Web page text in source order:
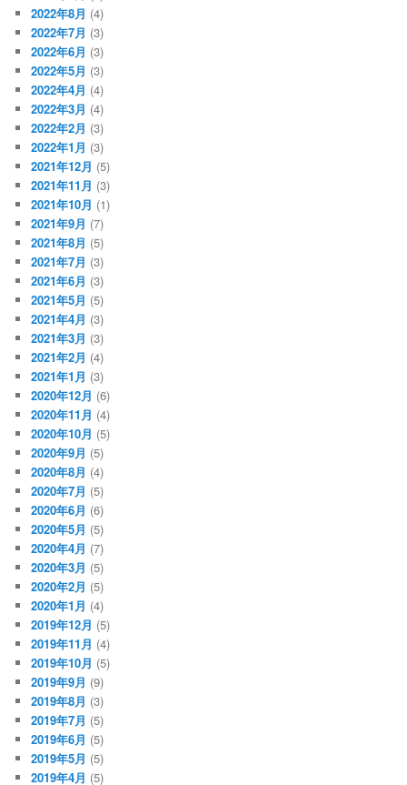
2022年8月 (4)
2022年7月 (3)
2022年6月 (3)
2022年5月 (3)
2022年4月 (4)
2022年3月 (4)
2022年2月 (3)
2022年1月 (3)
2021年12月 (5)
2021年11月 (3)
2021年10月 (1)
2021年9月 (7)
2021年8月 (5)
2021年7月 (3)
2021年6月 (3)
2021年5月 (5)
2021年4月 (3)
2021年3月 (3)
2021年2月 (4)
2021年1月 (3)
2020年12月 (6)
2020年11月 (4)
2020年10月 (5)
2020年9月 (5)
2020年8月 (4)
2020年7月 (5)
2020年6月 (6)
2020年5月 (5)
2020年4月 (7)
2020年3月 (5)
2020年2月 (5)
2020年1月 (4)
2019年12月 (5)
2019年11月 (4)
2019年10月 (5)
2019年9月 (9)
2019年8月 (3)
2019年7月 (5)
2019年6月 (5)
2019年5月 (5)
2019年4月 (5)